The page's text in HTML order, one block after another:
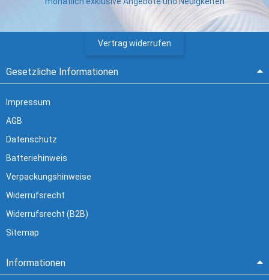
Vertrag widerrufen
Gesetzliche Informationen
Impressum
AGB
Datenschutz
Batteriehinweis
Verpackungshinweise
Widerrufsrecht
Widerrufsrecht (B2B)
Sitemap
Informationen